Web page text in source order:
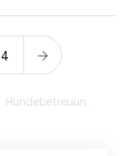
4
Hundebetreuung in Hakenfelde (Berlin)